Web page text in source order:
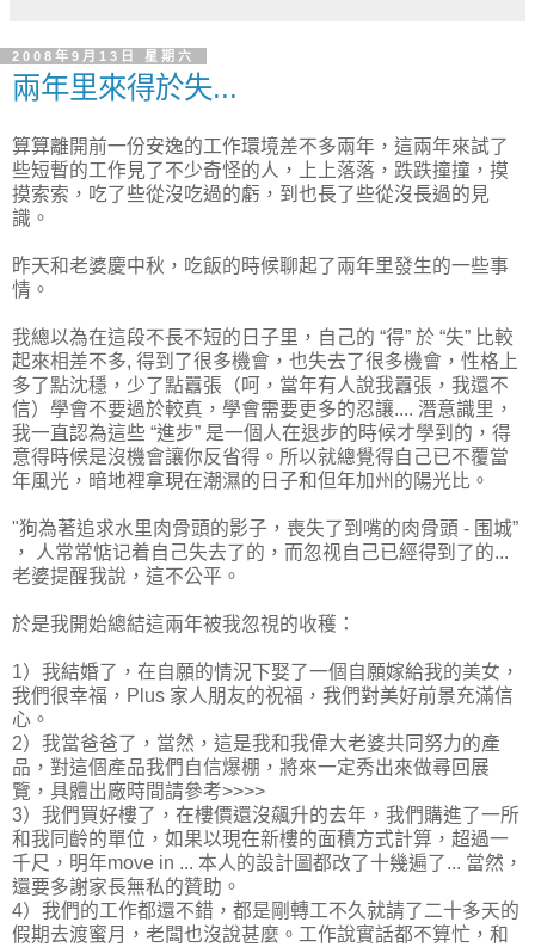
2008年9月13日 星期六
兩年里來得於失...
算算離開前一份安逸的工作環境差不多兩年，這兩年來試了
些短暫的工作見了不少奇怪的人，上上落落，跌跌撞撞，摸
摸索索，吃了些從沒吃過的虧，到也長了些從沒長過的見
識。
昨天和老婆慶中秋，吃飯的時候聊起了兩年里發生的一些事
情。
我總以為在這段不長不短的日子里，自己的 “得” 於 “失” 比較
起來相差不多, 得到了很多機會，也失去了很多機會，性格上
多了點沈穩，少了點囂張（呵，當年有人說我囂張，我還不
信）學會不要過於較真，學會需要更多的忍讓.... 潛意識里，
我一直認為這些 “進步” 是一個人在退步的時候才學到的，得
意得時候是沒機會讓你反省得。所以就總覺得自己已不覆當
年風光，暗地裡拿現在潮濕的日子和但年加州的陽光比。
"狗為著追求水里肉骨頭的影子，喪失了到嘴的肉骨頭 - 围城”
， 人常常惦记着自己失去了的，而忽视自己已經得到了的...
老婆提醒我說，這不公平。
於是我開始總結這兩年被我忽視的收穫：
1）我結婚了，在自願的情況下娶了一個自願嫁給我的美女，
我們很幸福，Plus 家人朋友的祝福，我們對美好前景充滿信
心。
2）我當爸爸了，當然，這是我和我偉大老婆共同努力的產
品，對這個產品我們自信爆棚，將來一定秀出來做尋回展
覽，具體出廠時間請參考>>>>
3）我們買好樓了，在樓價還沒飆升的去年，我們購進了一所
和我同齡的單位，如果以現在新樓的面積方式計算，超過一
千尺，明年move in ... 本人的設計圖都改了十幾遍了... 當然，
還要多謝家長無私的贊助。
4）我們的工作都還不錯，都是剛轉工不久就請了二十多天的
假期去渡蜜月，老闆也沒說甚麼。工作說實話都不算忙，和